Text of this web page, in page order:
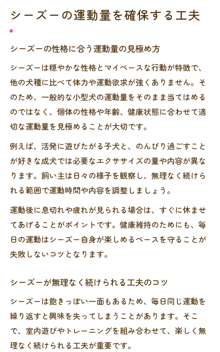
健康維持へ導くシーズーのエクササイズ法
シーズーに最適なエクササイズ選びの基本
シーズーの体調に合わせた運動メニュー提
案
運動が苦手なシーズーへの楽しい工夫
シーズーの寿命延伸に役立つ運動の実践法
無理なく続くシーズー向け運動習慣とは
シーズーが飽きない運動ルーティンの工夫
噛み癖対策にも役立つシーズーの運動法
トイレ問題も改善するシーズーの運動習慣
シーズーのしつけと運動を両立させる方法
愛犬のために室内でできるシーズー運動術
狭い空間でも可能なシーズーの運動方法
室内遊びでシーズーが元気になる工夫
イズ
シーズーが吠える問題にも配慮した運動術
子犬から始めるシーズーの室内運動習慣
シーズーが元気に過ごす一日の過ごし方
シーズーの運動量を確保する工夫
シーズーの性格に合う運動量の見極め方
シーズーは穏やかな性格とマイペースな行動が特徴で、
他の犬種に比べて体力や運動欲求が強くありません。そ
のため、一般的な小型犬の運動量をそのまま当てはめる
のではなく、個体の性格や年齢、健康状態に合わせて適
切な運動量を見極めることが大切です。
例えば、活発に遊びたがる子犬と、のんびり過ごすこと
が好きな成犬では必要なエクササイズの量や内容が異な
ります。飼い主は日々の様子を観察し、無理なく続けら
れる範囲で運動時間や内容を調整しましょう。
運動後に息切れや疲れが見られる場合は、すぐに休ませ
てあげることがポイントです。健康維持のためにも、毎
日の運動はシーズー自身が楽しめるペースを守ることが
失敗しないコツとなります。
シーズーが無理なく続けられる工夫のコツ
シーズーは飽きっぽい一面もあるため、毎日同じ運動を
繰り返すと興味を失ってしまうことがあります。そこ
で、室内遊びやトレーニングを組み合わせて、楽しく無
理なく続けられる工夫が重要です。